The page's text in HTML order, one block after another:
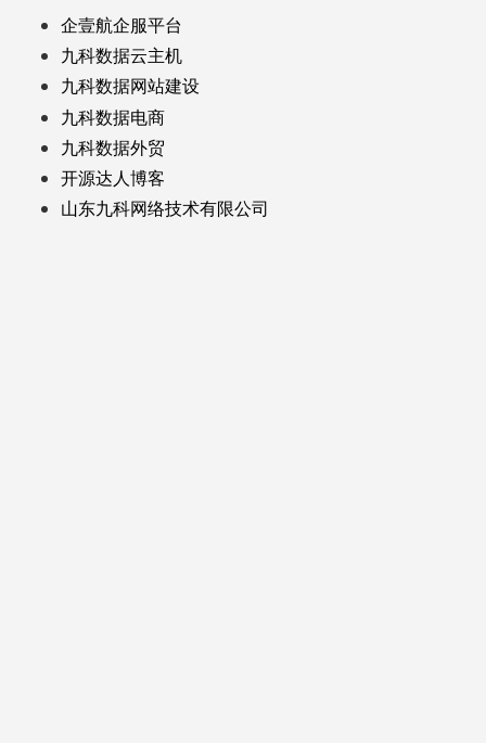
企壹航企服平台
九科数据云主机
九科数据网站建设
九科数据电商
九科数据外贸
开源达人博客
山东九科网络技术有限公司